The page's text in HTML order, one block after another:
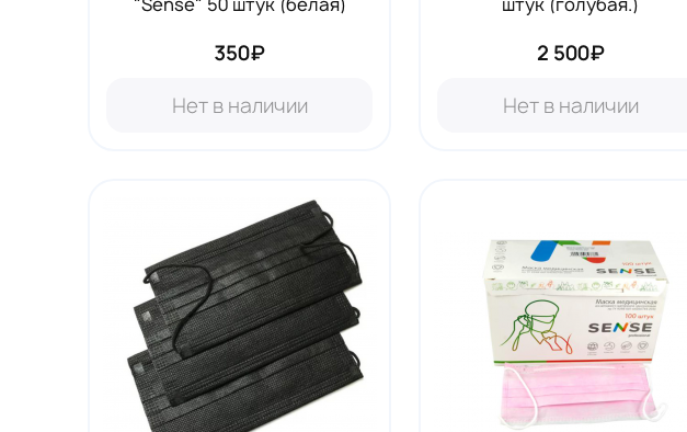
350₽
Нет в наличии
2 500₽
Нет в наличии